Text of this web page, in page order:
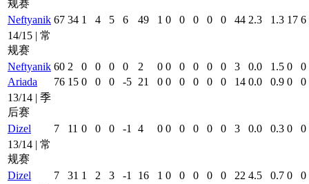
规赛
Neftyanik 67 34 1 4 5 6 49 1 0 0 0 0 0 44 2.3 1.3 17 6
14/15 | 常
规赛
Neftyanik 60 2 0 0 0 0 2 0 0 0 0 0 0 3 0.0 1.5 0
0
Ariada
76 15 0 0 0 -5 21 0 0 0 0 0 0 14 0.0 0.9 0
0
13/14 | 季
后赛
Dizel
7 11 0 0 0 -1 4 0 0 0 0 0 0 3 0.0 0.3 0
0
13/14 | 常
规赛
Dizel
7 31 1 2 3 -1 16 1 0 0 0 0 0 22 4.5 0.7 0
0